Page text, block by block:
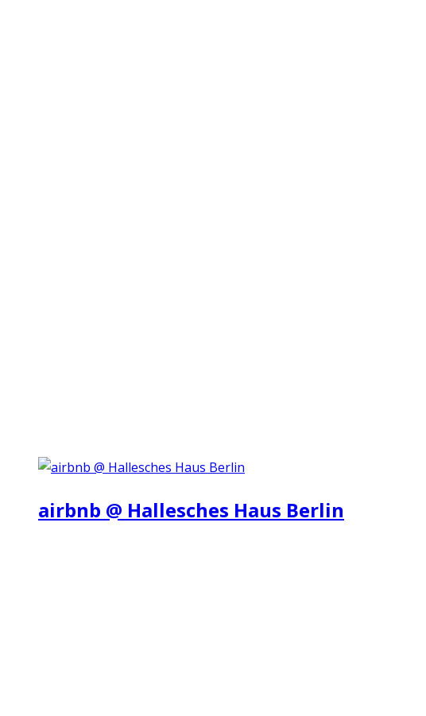
airbnb @ Hallesches Haus Berlin